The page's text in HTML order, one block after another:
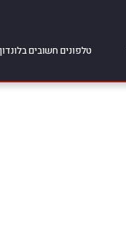
טלפונים חשובים בלונדון